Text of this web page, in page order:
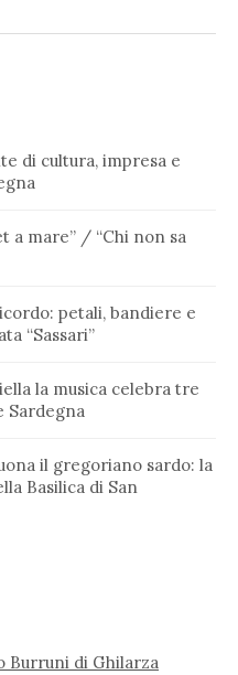
di cultura, impresa e
a mare” / “Chi non sa
petali, bandiere e
“Sassari”
la musica celebra tre
Sardegna
il gregoriano sardo: la
Basilica di San
Burruni di Ghilarza